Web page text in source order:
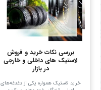
بررسی نکات خرید و فروش
لاستیک های داخلی و خارجی
در بازار
خرید لاستیک همواره یکی از دغدغه‌های